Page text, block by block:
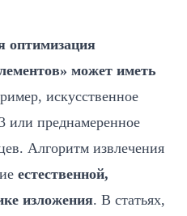
оптимизация
может иметь
искусственное
или преднамеренное
Алгоритм извлечения
естественной,
изложения. В статьях,